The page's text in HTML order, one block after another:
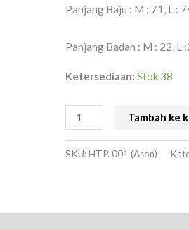
Panjang Baju : M : 71, L :
Panjang Badan : M : 22, L
Ketersediaan: Stok 38
Tambah ke
SKU:HTP. 001 (Ason)